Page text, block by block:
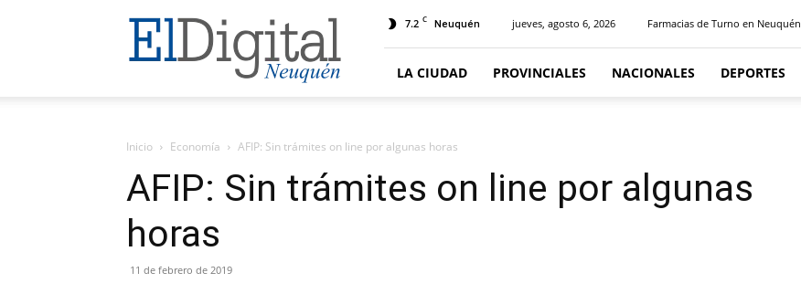
El
Digital
Neuquen
7.2 C Neuquén jueves, agosto 6, 2026 Farmacias de Turno en Neuquén
LA CIUDAD PROVINCIALES NACIONALES DEPORTES
Inicio Economía AFIP: Sin trámites on line por algunas horas
AFIP: Sin trámites on line por algunas
horas
11 de febrero de 2019